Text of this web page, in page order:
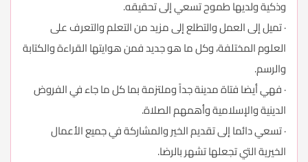
وذكية ولديها طموح تسعي إلى تحقيقه.
· تميل إلى العمل والتطلع إلى مزيد من التعلم والتعرف على
العلوم المختلفة، وكل ما هو جديد فمن هوايتها القراءة والكتابة
والرسم.
· فهي أيضا فتاة مدينة جداً وملتزمة بما كل ما جاء في الفروض
الدينية والإسلامية وأهمهم الصلاة.
· تسعي دائما إلى تقديم الخير والمشاركة في جميع الأعمال
الخيرية التي تجعلها تشهر بالرضا.